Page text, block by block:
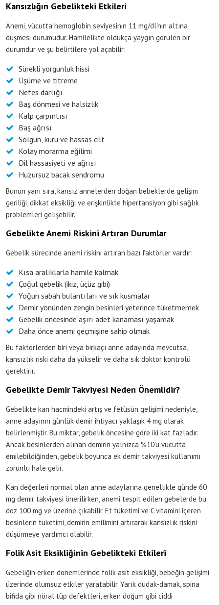
Kansızlığın Gebelikteki Etkileri
Anemi, vücutta hemoglobin seviyesinin 11 mg/dl’nin altına
düşmesi durumudur. Hamilelikte oldukça yaygın görülen bir
durumdur ve şu belirtilere yol açabilir:
Sürekli yorgunluk hissi
Üşüme ve titreme
Nefes darlığı
Baş dönmesi ve halsizlik
Kalp çarpıntısı
Baş ağrısı
Solgun, kuru ve hassas cilt
Kolay morarma eğilimi
Dil hassasiyeti ve ağrısı
Huzursuz bacak sendromu
Bunun yanı sıra, kansız annelerden doğan bebeklerde gelişim
geriliği, dikkat eksikliği ve erişkinlikte hipertansiyon gibi sağlık
problemleri gelişebilir.
Gebelikte Anemi Riskini Artıran Durumlar
Gebelik sürecinde anemi riskini artıran bazı faktörler vardır:
Kısa aralıklarla hamile kalmak
Çoğul gebelik (ikiz, üçüz gibi)
Yoğun sabah bulantıları ve sık kusmalar
Demir yönünden zengin besinleri yeterince tüketmemek
Gebelik öncesinde aşırı adet kanaması yaşamak
Daha önce anemi geçmişine sahip olmak
Bu faktörlerden biri veya birkaçı anne adayında mevcutsa,
kansızlık riski daha da yükselir ve daha sık doktor kontrolü
gerektirir.
Gebelikte Demir Takviyesi Neden Önemlidir?
Gebelikte kan hacmindeki artış ve fetüsün gelişimi nedeniyle,
anne adayının günlük demir ihtiyacı yaklaşık 4 mg olarak
belirlenmiştir. Bu miktar, gebelik öncesine göre iki kat fazladır.
Ancak besinlerden alınan demirin yalnızca %10’u vücutta
emilebildiğinden, gebelik boyunca ek demir takviyesi kullanımı
zorunlu hale gelir.
Kan değerleri normal olan anne adaylarına genellikle günde 60
mg demir takviyesi önerilirken, anemi tespit edilen gebelerde bu
doz 100 mg ve üzerine çıkabilir. Et tüketimi ve C vitamini içeren
besinlerin tüketimi, demirin emilimini artırarak kansızlık riskini
düşürmeye yardımcı olabilir.
Folik Asit Eksikliğinin Gebelikteki Etkileri
Gebeliğin erken dönemlerinde folik asit eksikliği, bebeğin gelişimi
üzerinde olumsuz etkiler yaratabilir. Yarık dudak-damak, spina
bifida gibi nöral tüp defektleri, erken doğum gibi ciddi